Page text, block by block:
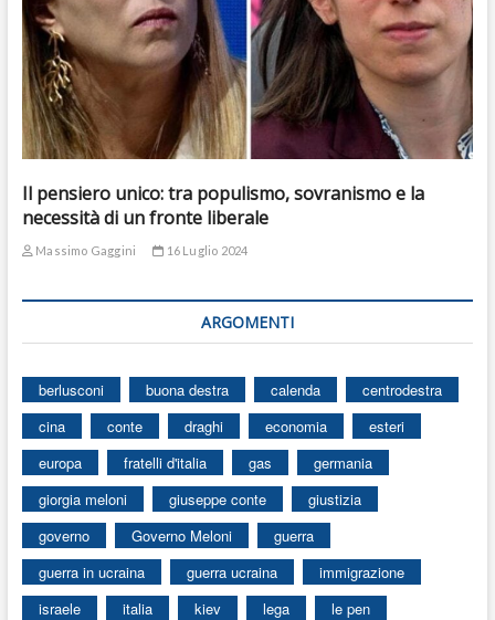
Il pensiero unico: tra populismo, sovranismo e la
necessità di un fronte liberale
Massimo Gaggini 16 Luglio 2024
ARGOMENTI
berlusconi buona destra calenda
centrodestra
cina
conte draghi economia
esteri
europa
fratelli d'italia gas
germania
giorgia meloni
giuseppe conte
giustizia
governo
Governo Meloni
guerra
guerra in ucraina
guerra ucraina
immigrazione
israele
italia kiev lega
le pen